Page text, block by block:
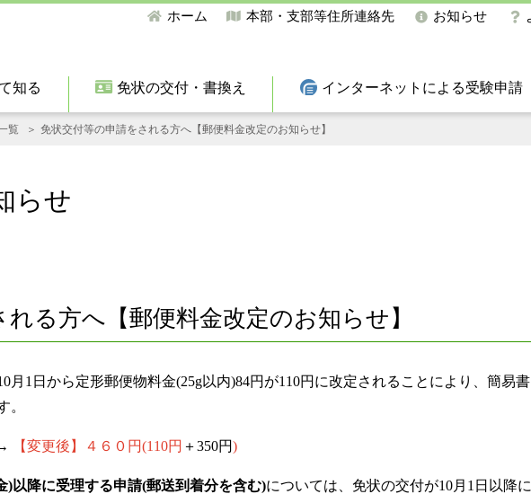
ホーム 本部・支部等住所連絡先 お知らせ
知る 免状の交付・書換え インターネットによる受験申請
覧 免状交付等の申請をされる方へ【郵便料金改定のお知らせ】
らせ
る方へ【郵便料金改定のお知らせ】
月1日から定形郵便物料金(25g以内)84円が110円に改定されることにより、簡易
。
【変更後】４６０円(110円 ＋350円)
)以降に受理する申請(郵送到着分を含む)については、免状の交付が10月1日以降